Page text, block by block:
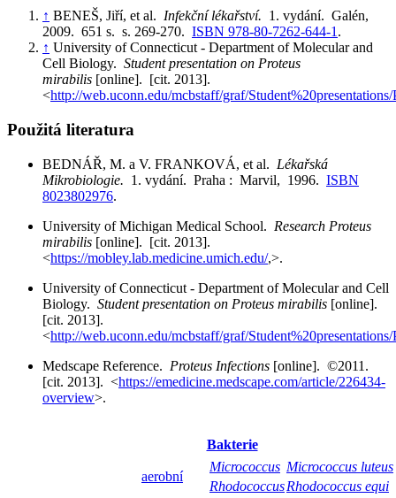
↑ BENEŠ, Jiří, et al. Infekční lékařství. 1. vydání. Galén,
2009. 651 s. s. 269-270. ISBN 978-80-7262-644-1 .
↑ University of Connecticut - Department of Molecular and
Cell Biology. Student presentation on Proteus
mirabilis [online]. [cit. 2013].
<http://web.uconn.edu/mcbstaff/graf/
Použitá literatura
BEDNÁŘ, M. a V. FRANKOVÁ, et al. Lékařská
Mikrobiologie. 1. vydání. Praha : Marvil, 1996. ISBN
8023802976.
University of Michigan Medical School. Research Proteus
mirabilis [online]. [cit. 2013].
<https://mobley.lab.medicine.umich.edu/,>.
University of Connecticut - Department of Molecular and Cell
Biology. Student presentation on Proteus mirabilis [online].
[cit. 2013].
<http://web.uconn.edu/mcbstaff/graf/
Medscape Reference. Proteus Infections [online]. ©2011.
[cit. 2013]. <https://emedicine.medscape.com/article/226434-
overview>.
Bakterie
aerobní
Micrococcus Micrococcus luteus
RhodococcusRhodococcus equi